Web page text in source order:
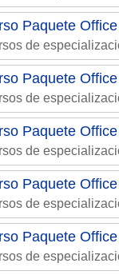
Paquete
de
Paquete
de
Paquete
de
Paquete
de
Paquete
de